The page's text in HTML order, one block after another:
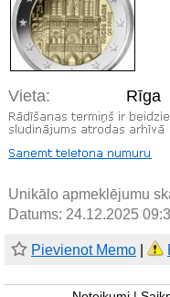
Vieta: Rīga
Unikālo apmeklējumu
Datums: 24.12.2025
Pievienot Memo